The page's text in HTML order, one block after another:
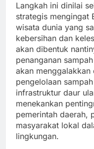
Langkah ini dinilai
strategis mengingat
wisata dunia yang
kebersihan dan
akan dibentuk
penanganan
akan menggalakkan
pengelolaan
infrastruktur daur
menekankan
pemerintah daerah,
masyarakat lokal
lingkungan.